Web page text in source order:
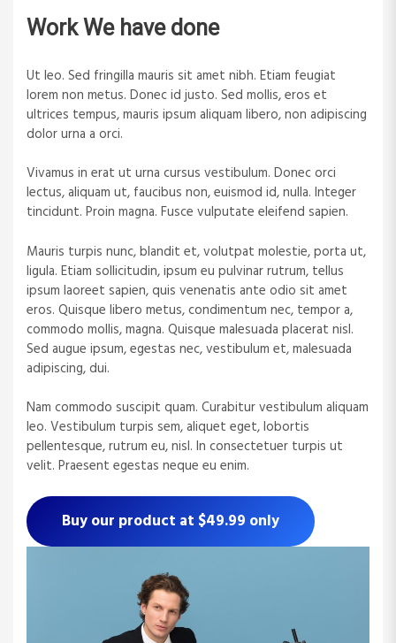
Work We have done
Ut leo. Sed fringilla mauris sit amet nibh. Etiam feugiat
lorem non metus. Donec id justo. Sed mollis, eros et
ultrices tempus, mauris ipsum aliquam libero, non adipiscing
dolor urna a orci.
Vivamus in erat ut urna cursus vestibulum. Donec orci
lectus, aliquam ut, faucibus non, euismod id, nulla. Integer
tincidunt. Proin magna. Fusce vulputate eleifend sapien.
Mauris turpis nunc, blandit et, volutpat molestie, porta ut,
ligula. Etiam sollicitudin, ipsum eu pulvinar rutrum, tellus
ipsum laoreet sapien, quis venenatis ante odio sit amet
eros. Quisque libero metus, condimentum nec, tempor a,
commodo mollis, magna. Quisque malesuada placerat nisl.
Sed augue ipsum, egestas nec, vestibulum et, malesuada
adipiscing, dui.
Nam commodo suscipit quam. Curabitur vestibulum aliquam
leo. Vestibulum turpis sem, aliquet eget, lobortis
pellentesque, rutrum eu, nisl. In consectetuer turpis ut
velit. Praesent egestas neque eu enim.
Buy our product at $49.99 only